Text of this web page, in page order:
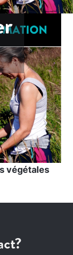
végétales